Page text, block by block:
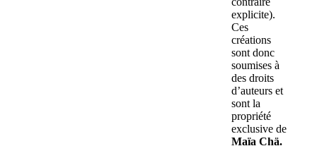
explicite).
Ces
créations
sont donc
soumises à
des droits
d’auteurs et
sont la
propriété
exclusive de
Maïa Chä.